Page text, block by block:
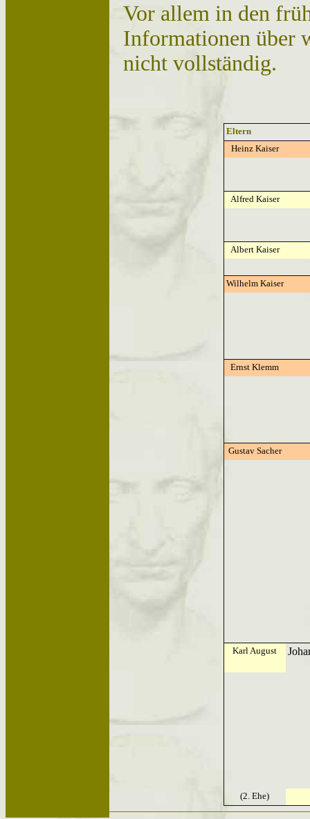
Vor allem in den
Informationen über
nicht vollständig.
Eltern
Heinz Kaiser
Alfred Kaiser
Albert Kaiser
Wilhelm Kaiser
Ernst Klemm
Gustav Sacher
Karl August
(2. Ehe)